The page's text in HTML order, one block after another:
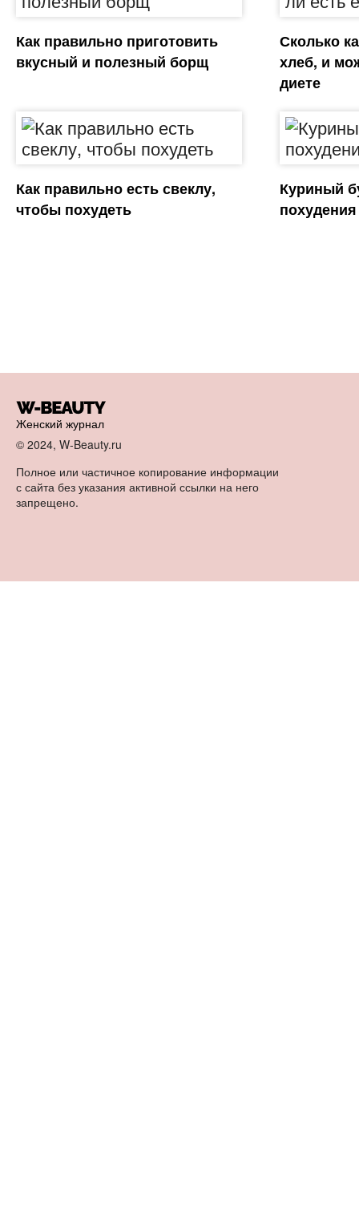
Как правильно приготовить
вкусный и полезный борщ
Сколько
хлеб, и
диете
Как правильно есть свеклу,
чтобы похудеть
Куриный
похудения
Женский журнал
© 2024, W-Beauty.ru
Полное или частичное копирование информации
с сайта без указания активной ссылки на него
запрещено.